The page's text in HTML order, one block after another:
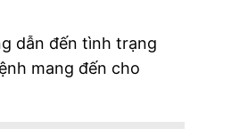
dẫn đến tình trạng
mang đến cho